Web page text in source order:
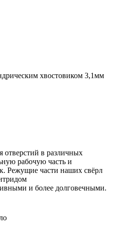
хвостовиком 3,1мм
отверстий в различных
рабочую часть и
Режущие части наших свёрл
и более долговечными.